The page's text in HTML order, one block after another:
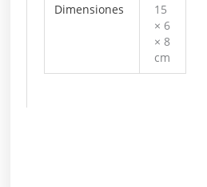
Dimensiones
15
× 6
× 8
cm